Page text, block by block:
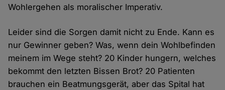
Wohlergehen als moralischer Imperativ.
Leider sind die Sorgen damit nicht zu Ende. Kann es
nur Gewinner geben? Was, wenn dein Wohlbefinden
meinem im Wege steht? 20 Kinder hungern, welches
bekommt den letzten Bissen Brot? 20 Patienten
brauchen ein Beatmungsgerät, aber das Spital hat